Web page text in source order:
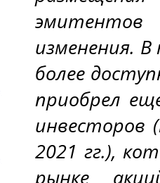
изменения.
более
приобрел
инвесторов
2021 гг.),
рынке